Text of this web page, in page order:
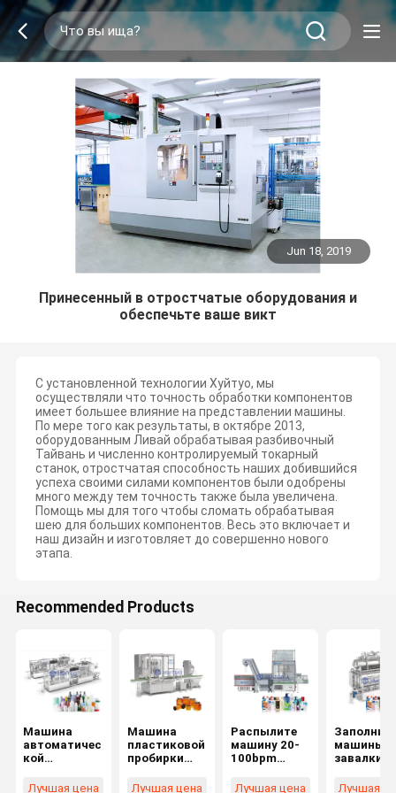
Jun 18, 2019
Принесенный в отростчатые оборудования и
обеспечьте ваше викт
С установленной технологии Хуйтуо, мы
осуществляли что точность обработки компонентов
имеет большее влияние на представлении машины.
По мере того как результаты, в октябре 2013,
оборудованным Ливай обрабатывая разбивочный
Тайвань и численно контролируемый токарный
станок, отростчатая способность наших добившийся
успеха своими силами компонентов были одобрены
много между тем точность также была увеличена.
Помощь мы для того чтобы сломать обрабатывая
шею для больших компонентов. Весь это включает и
наш дизайн и изготовляет до совершенно нового
этапа.
Recommended Products
Машина
автоматичес
кой
пробирки
Лучшая цена
Машина
пластиковой
пробирки
ампулы
Лучшая цена
Распылите
машину 20-
100bpm
покрывая
Лучшая цена
машины
завалки
прокачки
Лучшая